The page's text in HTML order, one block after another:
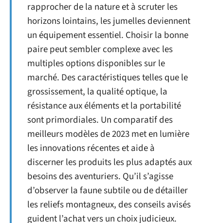
rapprocher de la nature et à scruter les
horizons lointains, les jumelles deviennent
un équipement essentiel. Choisir la bonne
paire peut sembler complexe avec les
multiples options disponibles sur le
marché. Des caractéristiques telles que le
grossissement, la qualité optique, la
résistance aux éléments et la portabilité
sont primordiales. Un comparatif des
meilleurs modèles de 2023 met en lumière
les innovations récentes et aide à
discerner les produits les plus adaptés aux
besoins des aventuriers. Qu’il s’agisse
d’observer la faune subtile ou de détailler
les reliefs montagneux, des conseils avisés
guident l’achat vers un choix judicieux.